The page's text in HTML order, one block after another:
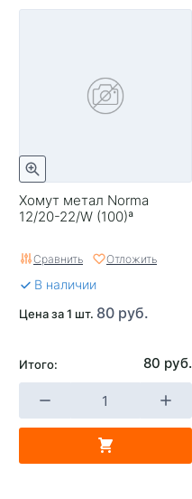
Хомут метал Norma
12/20-22/W (100)ª
Сравнить Отложить
В наличии
Цена за 1 шт. 80 руб.
Итого: 80 руб.